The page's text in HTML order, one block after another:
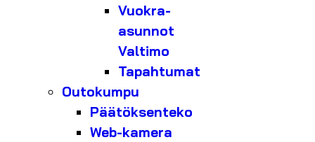
Vuokra-
asunnot
Valtimo
Tapahtumat
Outokumpu
Päätöksenteko
Web-kamera